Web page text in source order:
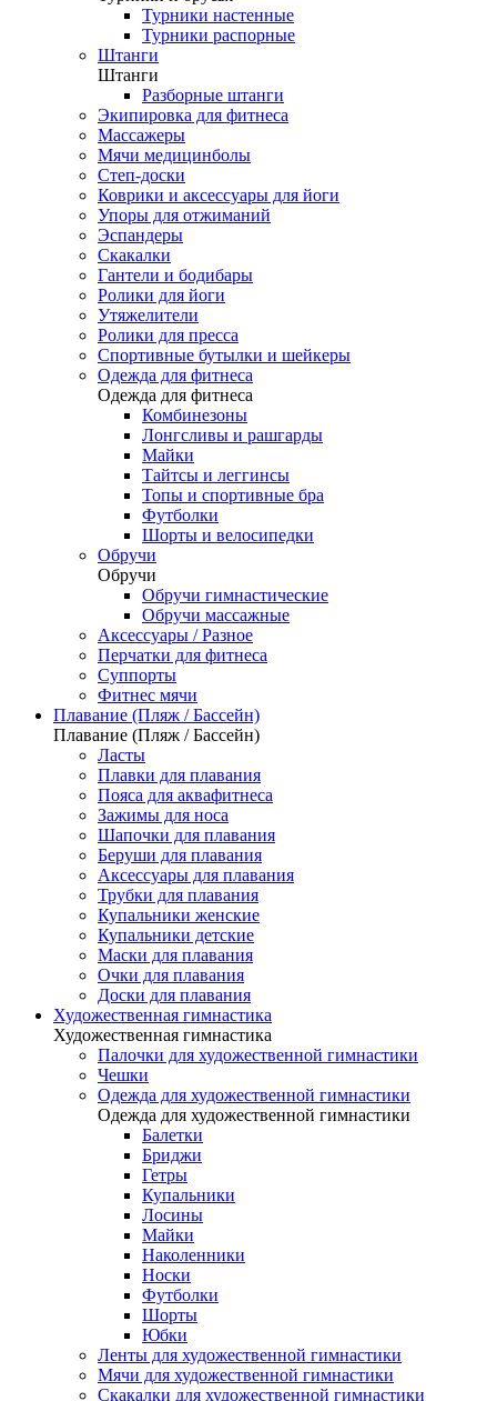
Турники настенные
Турники распорные
Штанги
Штанги
Разборные штанги
Экипировка для фитнеса
Массажеры
Мячи медицинболы
Степ-доски
Коврики и аксессуары для йоги
Упоры для отжиманий
Эспандеры
Скакалки
Гантели и бодибары
Ролики для йоги
Утяжелители
Ролики для пресса
Спортивные бутылки и шейкеры
Одежда для фитнеса
Одежда для фитнеса
Комбинезоны
Лонгсливы и рашгарды
Майки
Тайтсы и леггинсы
Топы и спортивные бра
Футболки
Шорты и велосипедки
Обручи
Обручи
Обручи гимнастические
Обручи массажные
Аксессуары / Разное
Перчатки для фитнеса
Суппорты
Фитнес мячи
Плавание (Пляж / Бассейн)
Плавание (Пляж / Бассейн)
Ласты
Плавки для плавания
Пояса для аквафитнеса
Зажимы для носа
Шапочки для плавания
Беруши для плавания
Аксессуары для плавания
Трубки для плавания
Купальники женские
Купальники детские
Маски для плавания
Очки для плавания
Доски для плавания
Художественная гимнастика
Художественная гимнастика
Палочки для художественной гимнастики
Чешки
Одежда для художественной гимнастики
Одежда для художественной гимнастики
Балетки
Бриджи
Гетры
Купальники
Лосины
Майки
Наколенники
Носки
Футболки
Шорты
Юбки
Ленты для художественной гимнастики
Мячи для художественной гимнастики
Скакалки для художественной гимнастики